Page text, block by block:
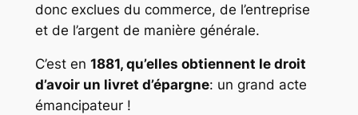
donc exclues du commerce, de l’entreprise
et de l’argent de manière générale.
C’est en 1881, qu’elles obtiennent le droit
d’avoir un livret d’épargne: un grand acte
émancipateur !